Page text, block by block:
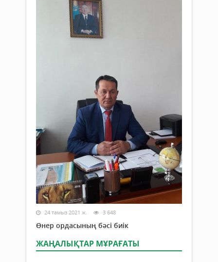
24 тамыз 2021 ж. 3 648
Өнер ордасының бәсі биік
ЖАҢАЛЫҚТАР МҰРАҒАТЫ